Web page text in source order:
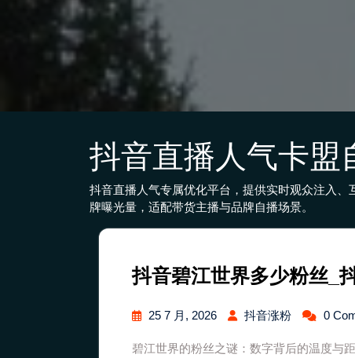
抖音直播人气卡盟
抖音直播人气专属优化平台，提供实时观众注入
牌曝光量，适配带货主播与品牌自播场景。
抖音碧江世界多少粉丝_
25 7 月, 2026 抖音涨粉 0
碧江世界的粉丝之谜：数字背后的温度与